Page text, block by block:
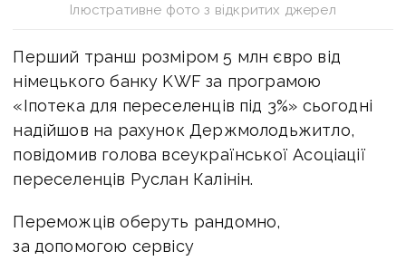
Ілюстративне фото з відкритих джерел
Перший транш розміром 5 млн євро від
німецького банку KWF за програмою
«Іпотека для переселенців під 3%» сьогодні
надійшов на рахунок Держмолодьжитло,
повідомив голова всеукраїнської Асоціації
переселенців Руслан Калінін.
Переможців оберуть рандомно,
за допомогою сервісу